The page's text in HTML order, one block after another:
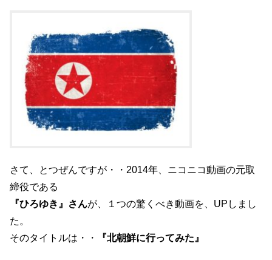
さて、とつぜんですが・・2014年、ニコニコ動画の元取
締役である
『ひろゆき』さんが、１つの驚くべき動画を、UPしまし
た。
そのタイトルは・・
『北朝鮮に行ってみた』